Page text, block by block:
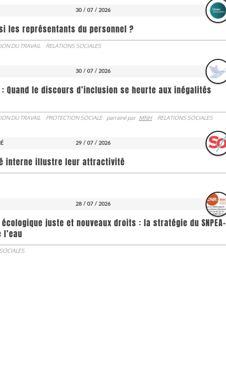
30 / 07 / 2026
les représentants du personnel ?
DU TRAVAIL RELATIONS SOCIALES
30 / 07 / 2026
Quand le discours d’inclusion se heurte aux inégalités
DU TRAVAIL PROTECTION SOCIALE parrainé par MNH RELATIONS SOCIALES
29 / 07 / 2026
interne illustre leur attractivité
28 / 07 / 2026
juste et nouveaux droits : la stratégie du SNPEA-